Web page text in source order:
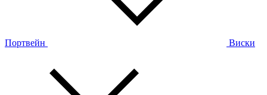
Портвейн Виски